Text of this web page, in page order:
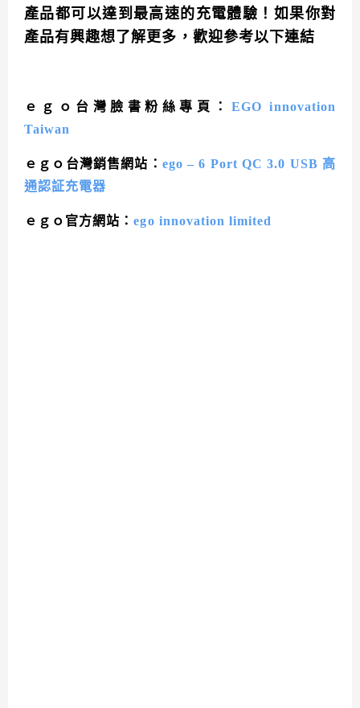
產品都可以達到最高速的充電體驗！如果你對
產品有興趣想了解更多，歡迎參考以下連結
ｅｇｏ台灣臉書粉絲專頁： EGO innovation
Taiwan
ｅｇｏ台灣銷售網站： ego – 6 Port QC 3.0 USB 高
通認証充電器
ｅｇｏ官方網站：ego innovation limited